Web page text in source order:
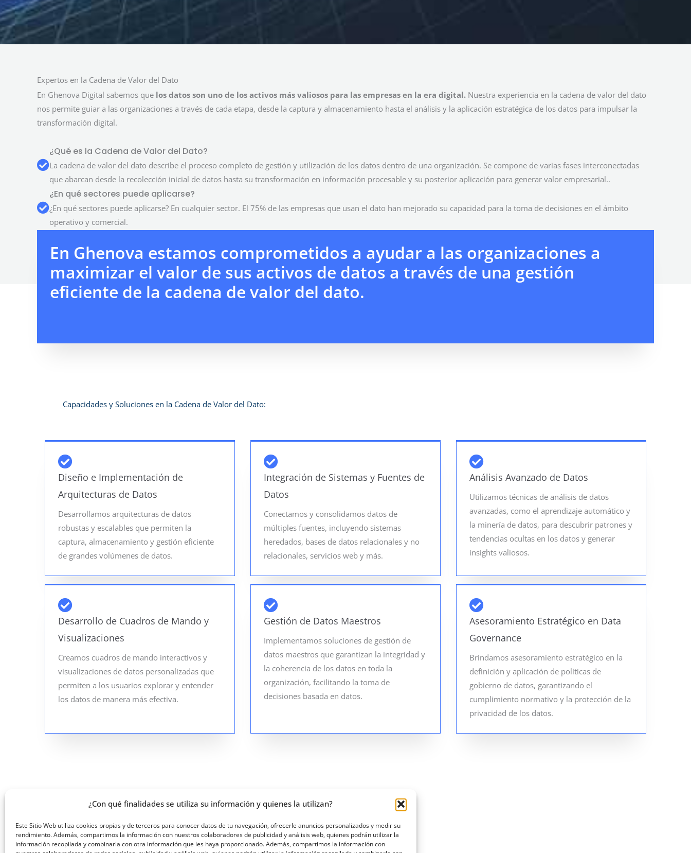
¿Con qué finalidades se utiliza su información y quienes la utilizan?
Este Sitio Web utiliza cookies propias y de terceros para conocer datos de tu navegación, ofrecerle anuncios personalizados y medir su
rendimiento. Además, compartimos la información con nuestros colaboradores de publicidad y análisis web, quienes podrán utilizar la
información recopilada y combinarla con otra información que les haya proporcionado. Además, compartimos la información con
Expertos en la Cadena de Valor del Dato
En Ghenova Digital sabemos que los datos son uno de los activos más valiosos para las empresas en la era digital. Nuestra experiencia en la cadena de valor del dato
nos permite guiar a las organizaciones a través de cada etapa, desde la captura y almacenamiento hasta el análisis y la aplicación estratégica de los datos para impulsar la
transformación digital.
¿Qué es la Cadena de Valor del Dato?
La cadena de valor del dato describe el proceso completo de gestión y utilización de los datos dentro de una organización. Se compone de varias fases interconectadas
que abarcan desde la recolección inicial de datos hasta su transformación en información procesable y su posterior aplicación para generar valor empresarial..
¿En qué sectores puede aplicarse?
¿En qué sectores puede aplicarse? En cualquier sector. El 75% de las empresas que usan el dato han mejorado su capacidad para la toma de decisiones en el ámbito
operativo y comercial.
En Ghenova estamos comprometidos a ayudar a las organizaciones a
maximizar el valor de sus activos de datos a través de una gestión
eficiente de la cadena de valor del dato.
Capacidades y Soluciones en la Cadena de Valor del Dato:
Diseño e Implementación de
Arquitecturas de Datos
Desarrollamos arquitecturas de datos
robustas y escalables que permiten la
captura, almacenamiento y gestión eficiente
de grandes volúmenes de datos.
Integración de Sistemas y Fuentes de
Datos
Conectamos y consolidamos datos de
múltiples fuentes, incluyendo sistemas
heredados, bases de datos relacionales y no
relacionales, servicios web y más.
Análisis Avanzado de Datos
Utilizamos técnicas de análisis de datos
avanzadas, como el aprendizaje automático y
la minería de datos, para descubrir patrones y
tendencias ocultas en los datos y generar
insights valiosos.
Desarrollo de Cuadros de Mando y
Visualizaciones
Creamos cuadros de mando interactivos y
visualizaciones de datos personalizadas que
permiten a los usuarios explorar y entender
los datos de manera más efectiva.
Gestión de Datos Maestros
Implementamos soluciones de gestión de
datos maestros que garantizan la integridad y
la coherencia de los datos en toda la
organización, facilitando la toma de
decisiones basada en datos.
Asesoramiento Estratégico en Data
Governance
Brindamos asesoramiento estratégico en la
definición y aplicación de políticas de
gobierno de datos, garantizando el
cumplimiento normativo y la protección de la
privacidad de los datos.
Proyectos destacados
ANALITÍCA DE DATOS